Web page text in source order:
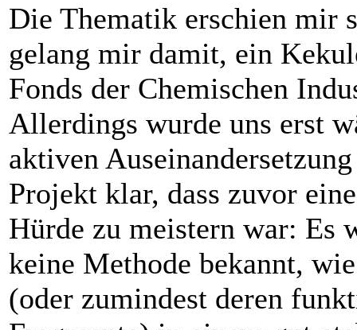
Die Thematik erschien mir
gelang mir damit, ein
Fonds der Chemischen
­Allerdings wurde uns erst
aktiven
Projekt klar, dass zuvor
Hürde zu meistern war: Es
keine Methode bekannt,
(oder ­zumindest deren